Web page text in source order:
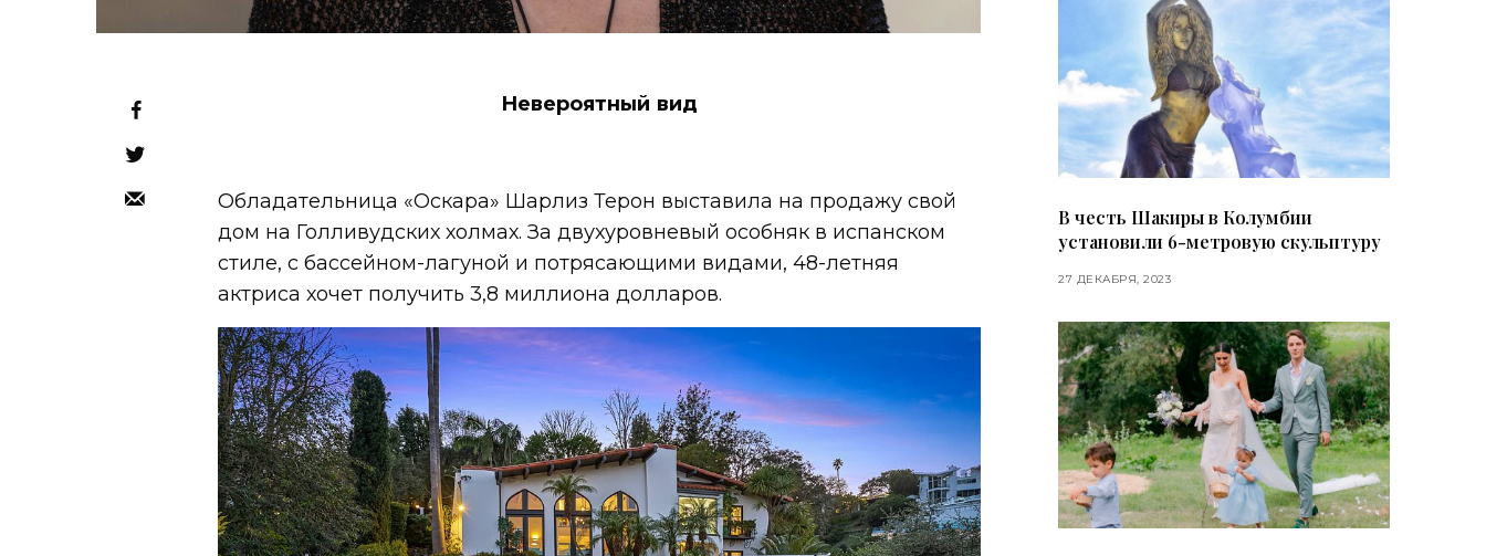
Невероятный вид
Обладательница «Оскара» Шарлиз Терон выставила на продажу свой
дом на Голливудских холмах. За двухуровневый особняк в испанском
стиле, с бассейном-лагуной и потрясающими видами, 48-летняя
актриса хочет получить 3,8 миллиона долларов.
В честь Шакиры в Колумбии
установили 6-метровую скульптуру
27 ДЕКАБРЯ, 2023